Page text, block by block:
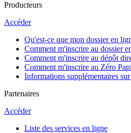
Producteurs
Accéder
Qu'est-ce que mon dossier en
Comment m'inscrire au dossier
Comment m'inscrire au dépôt
Comment m'inscrire au Zéro
Informations supplémentaires
Partenaires
Accéder
Liste des services en ligne